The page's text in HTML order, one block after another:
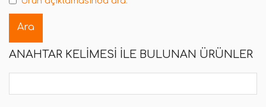
ANAHTAR KELIMESI ILE BULUNAN ÜRÜNLER